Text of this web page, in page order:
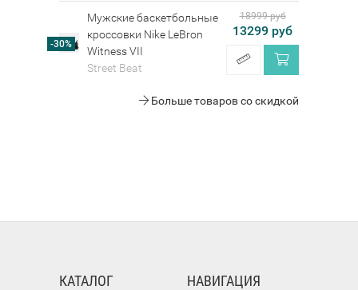
-30%
Мужские баскетбольные
кроссовки Nike LeBron
Witness VII
Street Beat
18999 руб
13299 руб
Больше товаров со скидкой
КАТАЛОГ НАВИГАЦИЯ